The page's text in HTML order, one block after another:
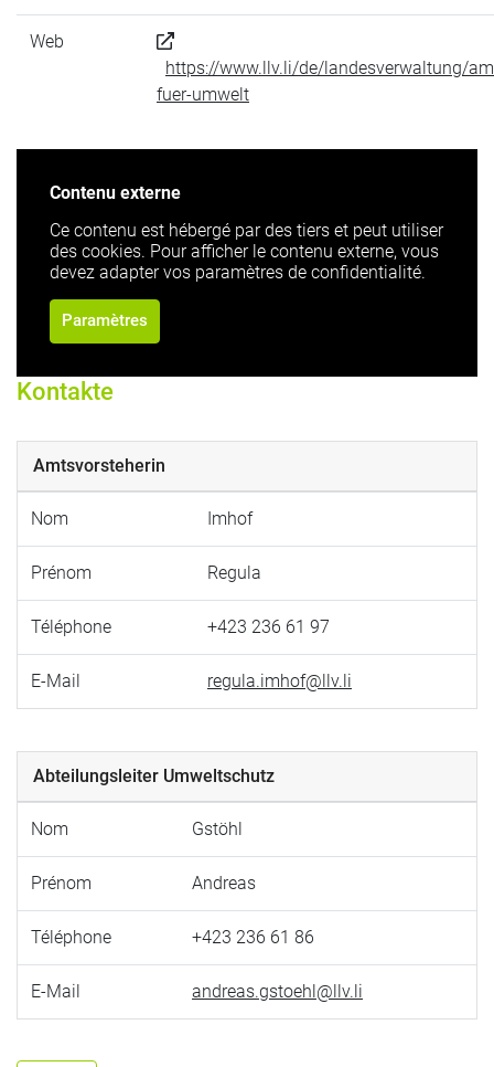
Web
https://www.llv.li/de/landesverwaltung/
fuer-umwelt
Contenu externe
Ce contenu est hébergé par des tiers et peut utiliser
des cookies. Pour afficher le contenu externe, vous
devez adapter vos paramètres de confidentialité.
Paramètres
Kontakte
Amtsvorsteherin
Nom Imhof
Prénom Regula
Téléphone +423 236 61 97
E-Mail regula.imhof@llv.li
Abteilungsleiter Umweltschutz
Nom Gstöhl
Prénom Andreas
Téléphone +423 236 61 86
E-Mail andreas.gstoehl@llv.li